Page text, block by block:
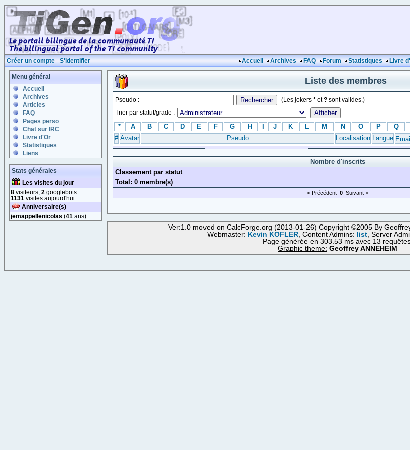
Créer un compte - S'identifier Accueil Archives FAQ Forum Statistiques Livre
Menu général
Accueil
Archives
Articles
FAQ
Pages perso
Chat sur IRC
Livre d'Or
Statistiques
Liens
Stats générales
Les visites du jour
8 visiteurs, 2 googlebots.
1131 visites aujourd'hui
Anniversaire(s)
jemappellenicolas (41 ans)
Liste des membres
Pseudo : (Les jokers * et? sont valides.)
Trier par statut/grade :
* A B C D E F G H J K L M N O P Q
# Avatar Pseudo Localisation Langue Email
Nombre d'inscrits
Classement par statut
Total: 0 membre(s)
< Précédent 0 Suivant >
Ver:1.0 moved on CalcForge.org (2013-01-26) Copyright ©2005 By
Webmaster: Kevin KOFLER, Content Admins: list, Server
Page générée en 303.53 ms avec 13
Graphic theme: Geoffrey ANNEHEIM